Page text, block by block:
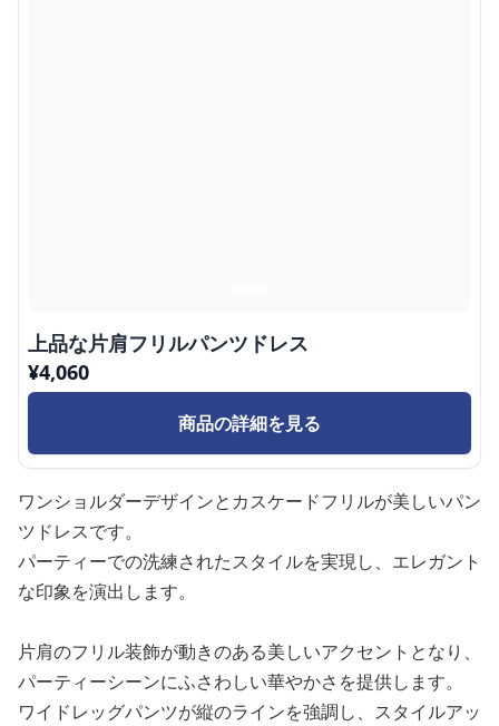
上品な片肩フリルパンツドレス
¥4,060
商品の詳細を見る
ワンショルダーデザインとカスケードフリルが美しいパン
ツドレスです。
パーティーでの洗練されたスタイルを実現し、エレガント
な印象を演出します。
片肩のフリル装飾が動きのある美しいアクセントとなり、
パーティーシーンにふさわしい華やかさを提供します。
ワイドレッグパンツが縦のラインを強調し、スタイルアッ